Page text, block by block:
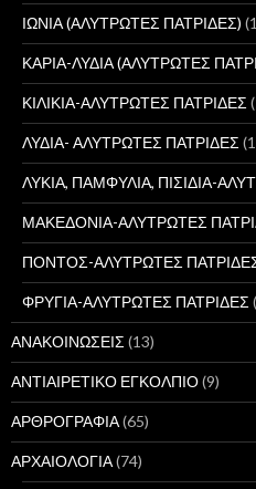
ΙΩΝΙΑ (ΑΛΥΤΡΩΤΕΣ ΠΑΤΡΙΔΕΣ)
ΚΑΡΙΑ-ΛΥΔΙΑ (ΑΛΥΤΡΩΤΕΣ
ΚΙΛΙΚΙΑ-ΑΛΥΤΡΩΤΕΣ ΠΑΤΡΙΔΕΣ
ΛΥΔΙΑ- ΑΛΥΤΡΩΤΕΣ ΠΑΤΡΙΔΕΣ
ΛΥΚΙΑ, ΠΑΜΦΥΛΙΑ, ΠΙΣΙΔΙΑ-
ΜΑΚΕΔΟΝΙΑ-ΑΛΥΤΡΩΤΕΣ
ΠΟΝΤΟΣ-ΑΛΥΤΡΩΤΕΣ
ΦΡΥΓΙΑ-ΑΛΥΤΡΩΤΕΣ ΠΑΤΡΙΔΕΣ
ΑΝΑΚΟΙΝΩΣΕΙΣ (13)
ΑΝΤΙΑΙΡΕΤΙΚΟ ΕΓΚΟΛΠΙΟ(9)
ΑΡΘΡΟΓΡΑΦΙΑ(65)
ΑΡΧΑΙΟΛΟΓΙΑ(74)